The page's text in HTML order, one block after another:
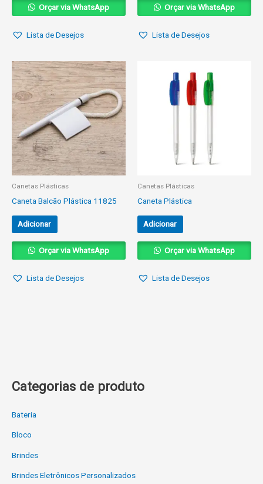
Categorias de produto
Bateria
Bloco
Brindes
Brindes Eletrônicos Personalizados
Orçar via WhatsApp
Lista de Desejos
Orçar via WhatsApp
Lista de Desejos
Canetas Plásticas
Caneta Balcão Plástica 11825
Adicionar
Orçar via WhatsApp
Lista de Desejos
Canetas Plásticas
Caneta Plástica
Adicionar
Orçar via WhatsApp
Lista de Desejos